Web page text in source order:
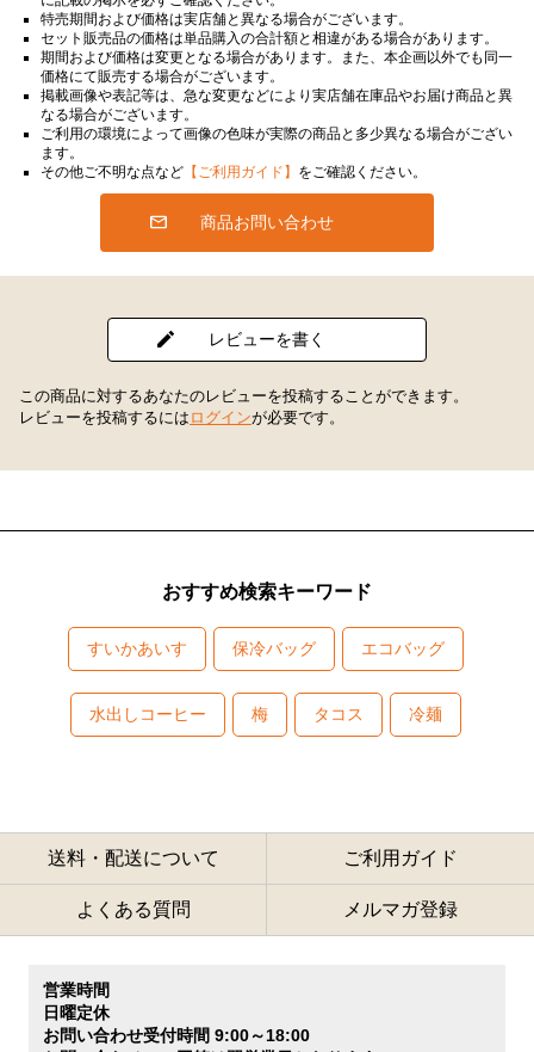
特売期間および価格は実店舗と異なる場合がございます。
セット販売品の価格は単品購入の合計額と相違がある場合があります。
期間および価格は変更となる場合があります。また、本企画以外でも同一
価格にて販売する場合がございます。
掲載画像や表記等は、急な変更などにより実店舗在庫品やお届け商品と異
なる場合がございます。
ご利用の環境によって画像の色味が実際の商品と多少異なる場合がござい
ます。
その他ご不明な点など 【ご利用ガイド】 をご確認ください。
商品お問い合わせ
レビューを書く
この商品に対するあなたのレビューを投稿することができます。
レビューを投稿するには ログインが必要です。
おすすめ検索キーワード
すいかあいす 保冷バッグ エコバッグ
水出しコーヒー 梅 タコス 冷麺
送料・配送について ご利用ガイド
よくある質問 メルマガ登録
営業時間
日曜定休
お問い合わせ受付時間 9:00～18:00